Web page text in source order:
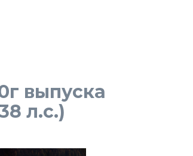
выпуска
л.с.)